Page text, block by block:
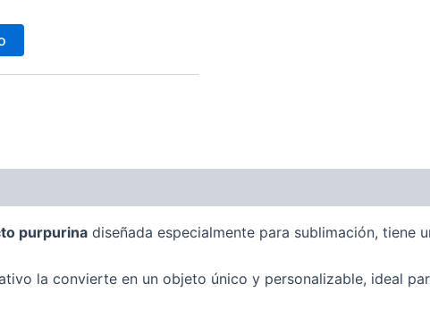
purpurina diseñada especialmente para sublimación, tiene
la convierte en un objeto único y personalizable, ideal